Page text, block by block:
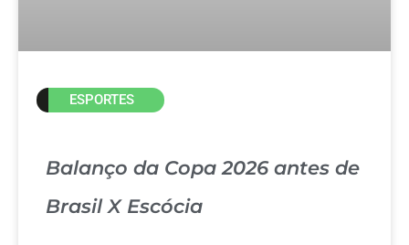
ESPORTES
Balanço da Copa 2026 antes de
Brasil X Escócia